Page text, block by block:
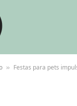
» Festas para pets